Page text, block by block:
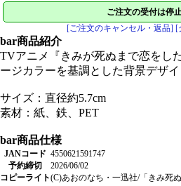
ご注文の受付は停
[ご注文のキャンセル・返品] [
bar商品紹介
TVアニメ『きみが死ぬまで恋をし
ージカラーを基調とした背景デザ
サイズ：直径約5.7cm
素材：紙、鉄、PET
bar商品仕様
JANコード 4550621591747
予約締切
2026/06/02
コピーライト(C)あおのなち・一迅社/「きみ死